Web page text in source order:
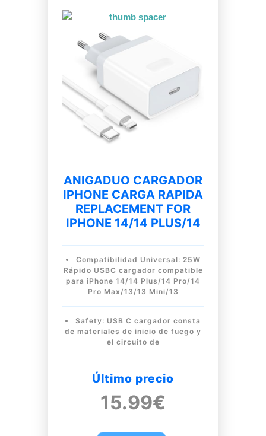
ANIGADUO CARGADOR
IPHONE CARGA RAPIDA
REPLACEMENT FOR
IPHONE 14/14 PLUS/14
Compatibilidad Universal: 25W
Rápido USBC cargador compatible
para iPhone 14/14 Plus/14 Pro/14
Pro Max/13/13 Mini/13
Safety: USB C cargador consta
de materiales de inicio de fuego y
el circuito de
Último precio
15.99€